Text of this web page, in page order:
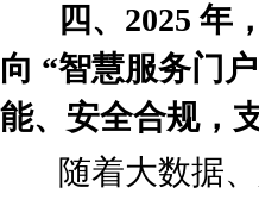
四、2025 年
向 “智慧服务门
能、安全合规，
随着大数据、